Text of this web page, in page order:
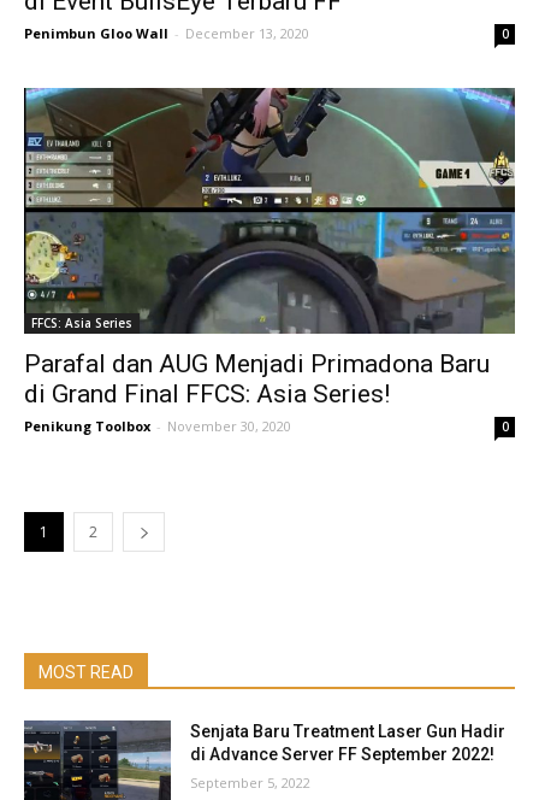
Penimbun Gloo Wall - December 13, 2020 0
FFCS: Asia Series
Parafal dan AUG Menjadi Primadona Baru
di Grand Final FFCS: Asia Series!
Penikung Toolbox - November 30, 2020 0
1 2
MOST READ
Senjata Baru Treatment Laser Gun Hadir
di Advance Server FF September 2022!
September 5, 2022